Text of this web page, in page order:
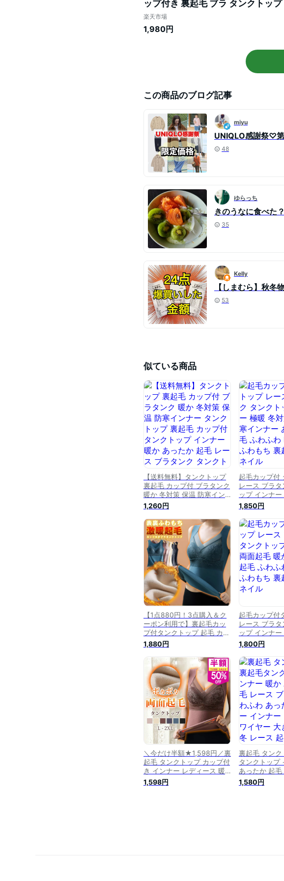
ップ付き 裏起毛 ブラ タンクトッ
起毛 レース ブラタンク タンクト
歳暮 母の日
楽天市場
1,980円
この商品のブログ記事
miyu
UNIQLO感謝祭♡
48
ゆらっち
きのうなに食べ
35
Kelly
【しまむら】秋冬
53
似ている商品
【送料無料】タンクトップ
裏起毛 カップ付 ブラタンク
暖か 冬対策 保温 防寒イン
ナー タンクトップ 裏起毛
カップ付 タンクトップ イン
ナー 暖か あったか 起毛 レ
ース ブラタンク タンクトッ
プ ふわふわ L XL 2XL 3XL
4XL ふわもち 裏起毛 ＋4℃
Vネック ストレッチ
1,260円
起毛カップ付
レース ブラ
ップ インナ
保温 防寒イン
起毛 ふわふわ
わもち 裏起毛
1,850円
【1点880円！3点購入＆ク
ーポン利用で】裏起毛カッ
プ付タンクトップ 起毛 カッ
プ付き タンク レース ブラ
タンク タンクトップ インナ
ー 暖か あったか 起毛 ふわ
ふわ M L XL ふわもち 裏起
毛 トップス [s2]
1,880円
起毛カップ付
レース ブラ
ップ インナ
か あったか 起
M L XL ふわも
1,800円
＼今だけ半額★1,598円／裏
起毛 タンクトップ カップ付
き インナー レディース 暖
かい 発熱 下着 ノンワイヤ
ー あったか 腹巻 起毛 レー
1,598円
裏起毛 タン
タンクトップ
あったか 起毛
タンク ふわふ
ンナー インナ
1,580円